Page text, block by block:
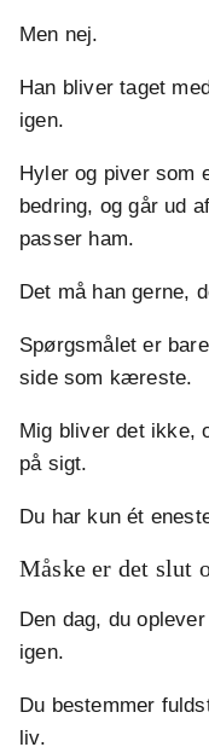
Men nej.
Han bliver taget
igen.
Hyler og piver som
bedring, og går ud
passer ham.
Det må han gerne,
Spørgsmålet er
side som kæreste.
Mig bliver det ikke,
på sigt.
Du har kun ét
Måske er det slut
Den dag, du
igen.
Du bestemmer
liv.